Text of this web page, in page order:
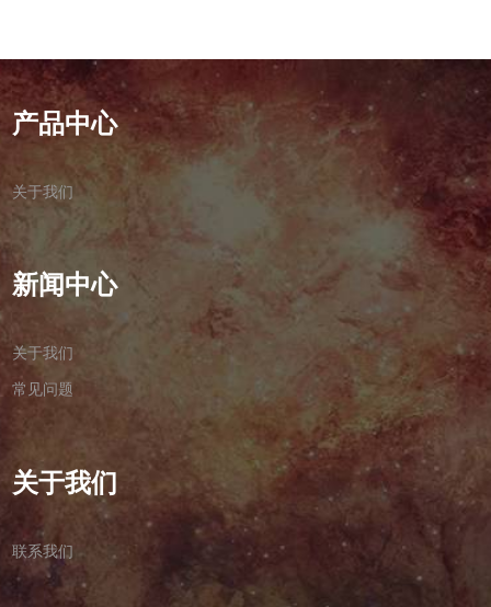
产品中心
关于我们
新闻中心
关于我们
常见问题
关于我们
联系我们